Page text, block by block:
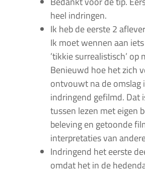
heel indringen.
Ik heb de eerste 2
Ik moet wennen aan
’tikkie surrealistisch’ op
Benieuwd hoe het zich
ontvouwt na de omslag
indringend gefilmd. Dat
tussen lezen met eigen
beleving en getoonde
interpretaties van
Indringend het eerste
omdat het in de